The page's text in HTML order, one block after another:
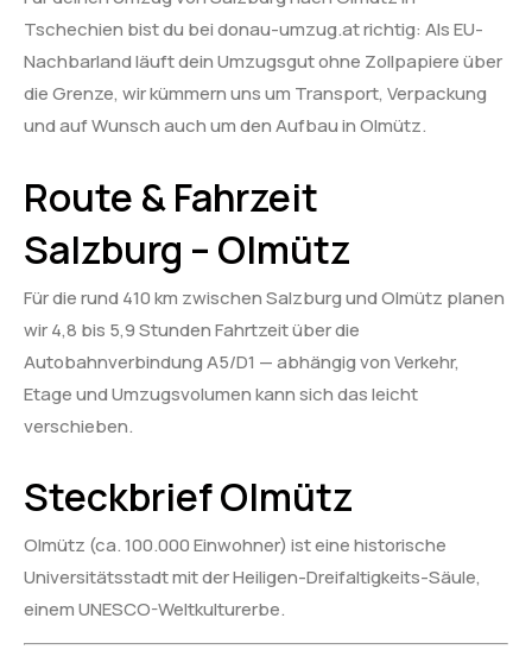
Tschechien bist du bei donau-umzug.at richtig: Als EU-
Nachbarland läuft dein Umzugsgut ohne Zollpapiere über
die Grenze, wir kümmern uns um Transport, Verpackung
und auf Wunsch auch um den Aufbau in Olmütz.
Route & Fahrzeit
Salzburg – Olmütz
Für die rund 410 km zwischen Salzburg und Olmütz planen
wir 4,8 bis 5,9 Stunden Fahrtzeit über die
Autobahnverbindung A5/D1 — abhängig von Verkehr,
Etage und Umzugsvolumen kann sich das leicht
verschieben.
Steckbrief Olmütz
Olmütz (ca. 100.000 Einwohner) ist eine historische
Universitätsstadt mit der Heiligen-Dreifaltigkeits-Säule,
einem UNESCO-Weltkulturerbe.